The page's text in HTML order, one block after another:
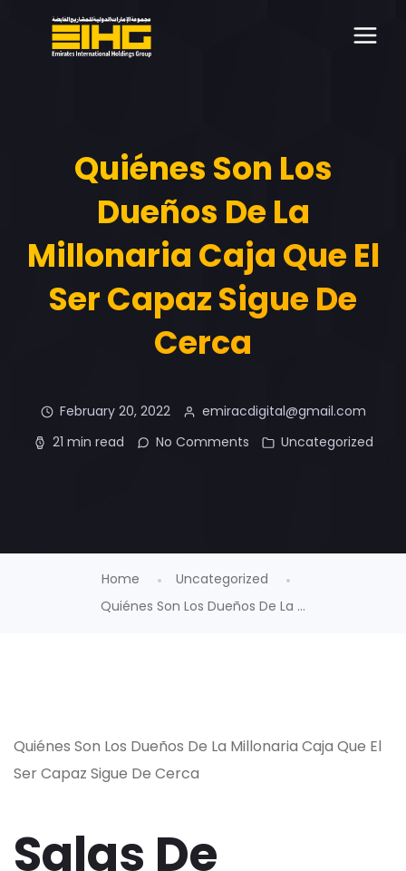
Quiénes Son Los
Dueños De La
Millonaria Caja Que El
Ser Capaz Sigue De
Cerca
February 20, 2022
emiracdigital@gmail.com
21 min read
No Comments Uncategorized
Home
Uncategorized
Quiénes Son Los Dueños De La ...
Quiénes Son Los Dueños De La Millonaria Caja Que El
Ser Capaz Sigue De Cerca
Salas De